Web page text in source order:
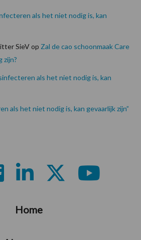
als het niet nodig is, kan
SieVop Zal de cao schoonmaak Care
zijn?
als het niet nodig is, kan
als het niet nodig is, kan gevaarlijk zijn”
Home